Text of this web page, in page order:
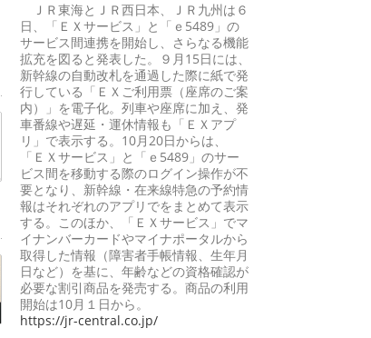
ＪＲ東海とＪＲ西日本、ＪＲ九州は６
日、「ＥＸサービス」と「ｅ5489」の
サービス間連携を開始し、さらなる機能
拡充を図ると発表した。９月15日には、
新幹線の自動改札を通過した際に紙で発
行している「ＥＸご利用票（座席のご案
内）」を電子化。列車や座席に加え、発
車番線や遅延・運休情報も「ＥＸアプ
リ」で表示する。10月20日からは、
「ＥＸサービス」と「ｅ5489」のサー
ビス間を移動する際のログイン操作が不
要となり、新幹線・在来線特急の予約情
報はそれぞれのアプリでをまとめて表示
する。このほか、「ＥＸサービス」でマ
イナンバーカードやマイナポータルから
取得した情報（障害者手帳情報、生年月
日など）を基に、年齢などの資格確認が
必要な割引商品を発売する。商品の利用
開始は10月１日から。
https://jr-central.co.jp/